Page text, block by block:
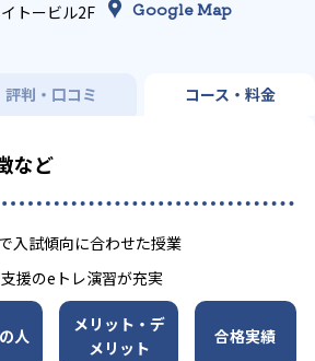
トービル2F Google Map
評判・口コミ コース・料金
など
入試傾向に合わせた授業
援のeトレ演習が充実
人
メリット・デ
メリット
合格実績